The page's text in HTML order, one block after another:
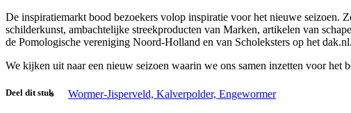
Wormer-Jisperveld, Kalverpolder, Engewormer
De inspiratiemarkt bood bezoekers volop inspiratie voor het nieuwe seizoen.
schilderkunst, ambachtelijke streekproducten van Marken, artikelen van
de Pomologische vereniging Noord-Holland en van Scholeksters op het
We kijken uit naar een nieuw seizoen waarin we ons samen inzetten voor het
Deel dit stuk